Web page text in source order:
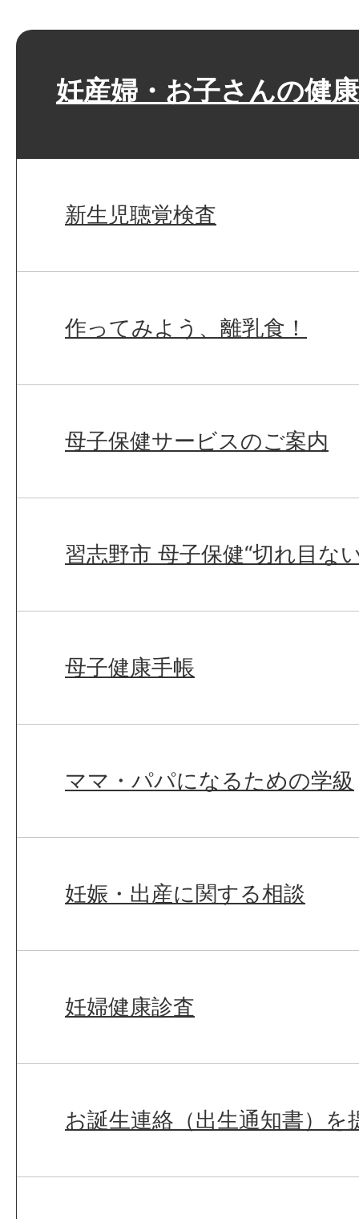
妊産婦・お子さんの健康
新生児聴覚検査
作ってみよう、離乳食！
母子保健サービスのご案内
習志野市 母子保健“切れ目な
母子健康手帳
ママ・パパになるための学級
妊娠・出産に関する相談
妊婦健康診査
お誕生連絡（出生通知書）を